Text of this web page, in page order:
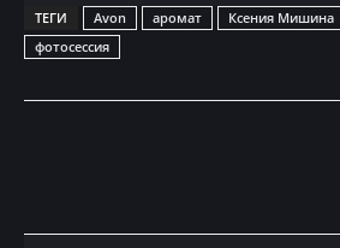
ТЕГИ Avon аромат Ксения Мишина
фотосессия